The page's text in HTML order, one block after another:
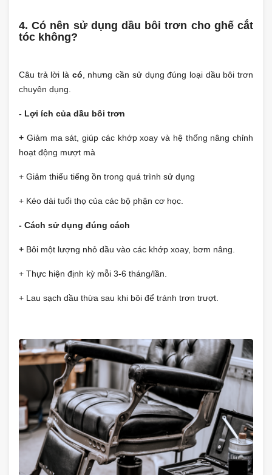
4. Có nên sử dụng dầu bôi trơn cho ghế cắt
tóc không?
Câu trả lời là có , nhưng cần sử dụng đúng loại dầu bôi trơn
chuyên dụng.
- Lợi ích của dầu bôi trơn
+ Giảm ma sát, giúp các khớp xoay và hệ thống nâng chỉnh
hoạt động mượt mà
+ Giảm thiểu tiếng ồn trong quá trình sử dụng
+ Kéo dài tuổi thọ của các bộ phận cơ học.
- Cách sử dụng đúng cách
+ Bôi một lượng nhỏ dầu vào các khớp xoay, bơm nâng.
+ Thực hiện định kỳ mỗi 3-6 tháng/lần.
+ Lau sạch dầu thừa sau khi bôi để tránh trơn trượt.